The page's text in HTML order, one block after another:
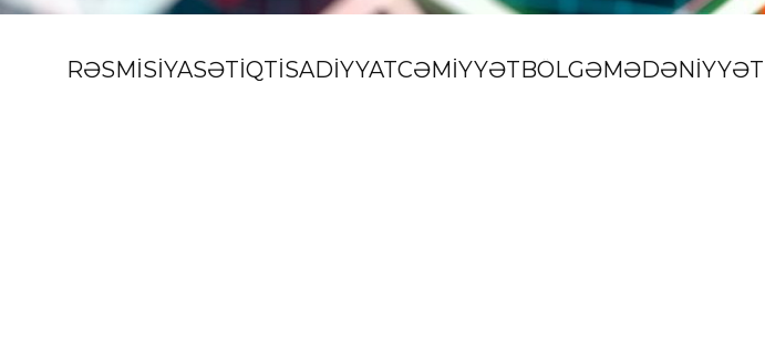
RƏSMİSİYASƏTİQTİSADİYYATCƏMİYYƏTBÖLGƏMƏDƏNİYYƏT